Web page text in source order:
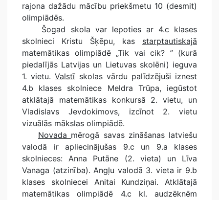
rajona dažādu mācību priekšmetu 10 (desmit)
olimpiādēs.
Šogad skola var lepoties ar 4.c klases
skolnieci Kristu Šķēpu, kas starptautiskajā
matemātikas olimpiādē „Tik vai cik? ” (kurā
piedalījās Latvijas un Lietuvas skolēni) ieguva
1. vietu.Valstīskolas vārdu palīdzējuši iznest
4.b klases skolniece Meldra Trūpa, iegūstot
atklātajā matemātikas konkursā 2. vietu, un
Vladislavs Jevdokimovs, izcīnot 2. vietu
vizuālās mākslas olimpiādē.
Novada mērogā savas zināšanas latviešu
valodā ir apliecinājušas 9.c un 9.a klases
skolnieces: Anna Putāne (2. vieta) un Līva
Vanaga (atzinība). Angļu valodā 3. vieta ir 9.b
klases skolniecei Anitai Kundziņai. Atklātajā
matemātikas olimpiādē 4.c kl. audzēknēm